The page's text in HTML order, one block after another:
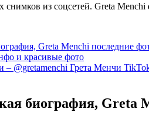
снимков из соцсетей. Greta
Greta Menchi последние
и красивые фото
@gretamenchi Грета Менчи
биография, Greta